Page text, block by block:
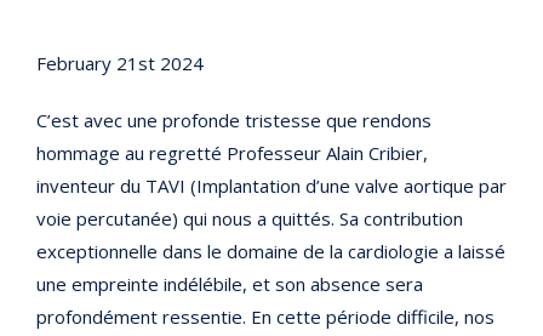
February 21st 2024
C’est avec une profonde tristesse que rendons
hommage au regretté Professeur Alain Cribier,
inventeur du TAVI (Implantation d’une valve aortique par
voie percutanée) qui nous a quittés. Sa contribution
exceptionnelle dans le domaine de la cardiologie a laissé
une empreinte indélébile, et son absence sera
profondément ressentie. En cette période difficile, nos